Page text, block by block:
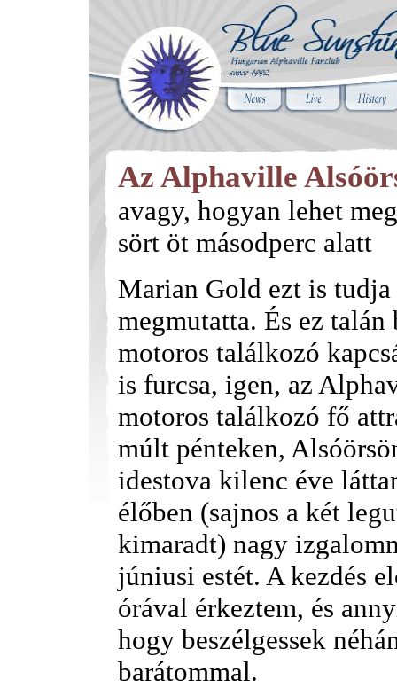
Az Alphaville
avagy, hogyan lehet
sört öt másodperc alatt
Marian Gold ezt is tudja
megmutatta. És ez talán
motoros találkozó
is furcsa, igen, az
motoros találkozó fő
múlt pénteken,
idestova kilenc éve
élőben (sajnos a két
kimaradt) nagy
júniusi estét. A kezdés
órával érkeztem, és
hogy beszélgessek
barátommal.